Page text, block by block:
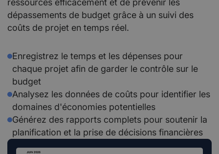
dépassements de budget grâce à un suivi des
coûts de projet en temps réel.
Enregistrez le temps et les dépenses pour
chaque projet afin de garder le contrôle sur le
budget
Analysez les données de coûts pour identifier les
domaines d'économies potentielles
Générez des rapports complets pour soutenir la
planification et la prise de décisions financières